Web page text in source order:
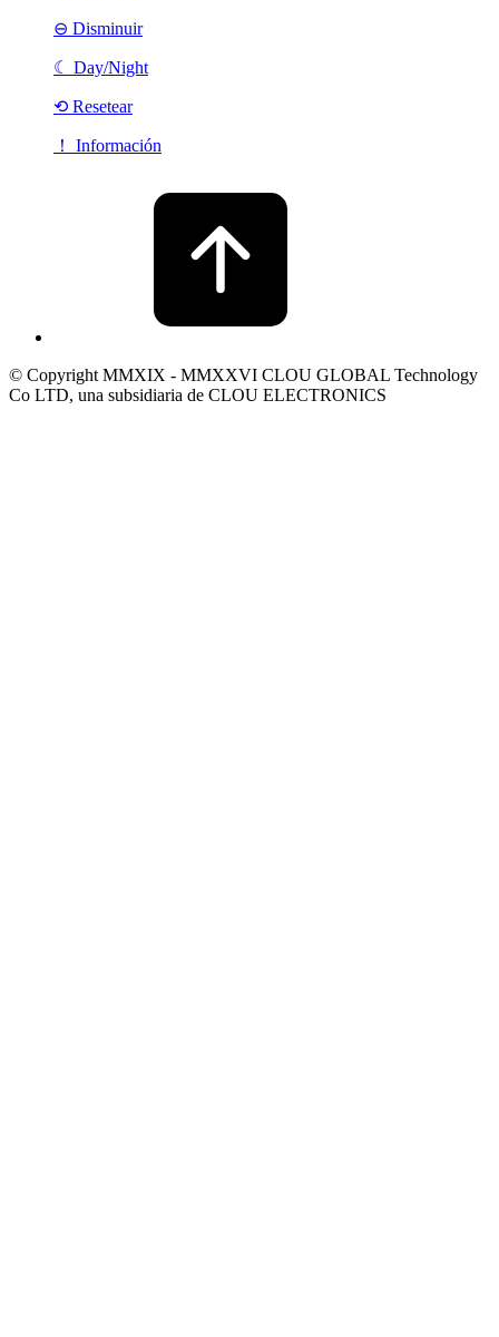
⊖ Disminuir
☾ Day/Night
⟲ Resetear
！ Información
© Copyright MMXIX - MMXXVI CLOU GLOBAL Technology
Co LTD, una subsidiaria de CLOU ELECTRONICS